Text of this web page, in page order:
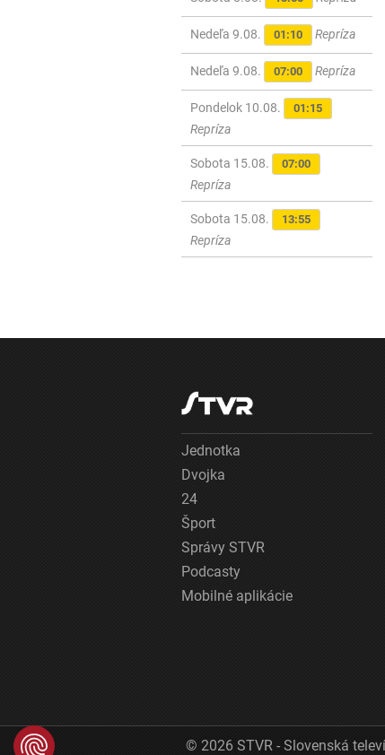
Nedeľa 9.08. 01:10 Repríza
Nedeľa 9.08. 07:00 Repríza
Pondelok 10.08. 01:15
Repríza
Sobota 15.08. 07:00
Repríza
Sobota 15.08. 13:55
Repríza
Jednotka
Dvojka
24
Šport
Správy STVR
Podcasty
Mobilné aplikácie
© 2026 STVR - Slovenská